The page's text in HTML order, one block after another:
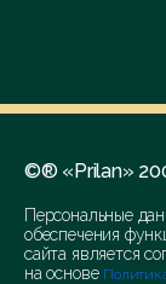
©® «Prilan»
Персональные
обеспечения
сайта является
на основе